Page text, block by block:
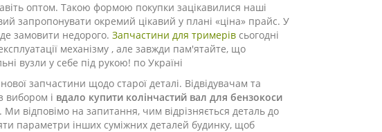
оптом. Такою формою покупки зацікавилися наші
запропонувати окремий цікавий у плані «ціна» прайс. У
замовити недорого. Запчастини для тримерів сьогодні
механізму , але завжди пам'ятайте, що
вузли у себе під рукою! по Україні
запчастини щодо старої деталі. Відвідувачам та
вибором і вдало купити колінчастий вал для бензокоси
відповімо на запитання, чим відрізняється деталь до
параметри інших суміжних деталей будинку, щоб